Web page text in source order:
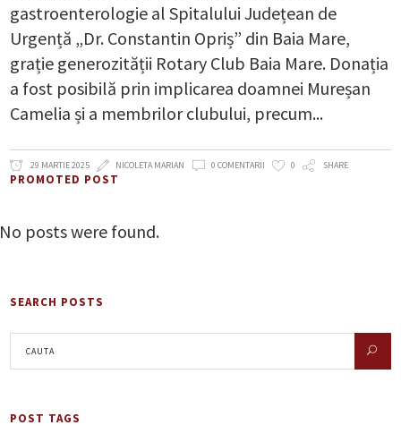
gastroenterologie al Spitalului Județean de
Urgență „Dr. Constantin Opriș” din Baia Mare,
grație generozității Rotary Club Baia Mare. Donația
a fost posibilă prin implicarea doamnei Mureșan
Camelia și a membrilor clubului, precum
29 MARTIE 2025 NICOLETA MARIAN 0 COMENTARII 0 SHARE
PROMOTED POST
No posts were found.
SEARCH POSTS
POST TAGS